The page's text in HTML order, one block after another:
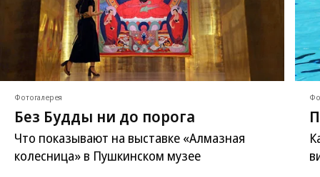
Фотогалерея
Без Будды ни до порога
Что показывают на выставке «Алмазная
колесница» в Пушкинском музее